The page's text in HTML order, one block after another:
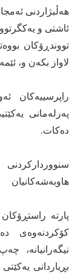
هەڵبژاردنی
ئاشتی و
تووندڕۆکان
لاواز بکەن و،
راپرسییەکان
پەرلەمانی
دەکات.
هاوبەشەکانیان
پارتە
کۆکردنەوەی
نیگەرانیانە،
بڕیاردانی